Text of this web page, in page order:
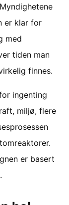
er klar for
med
tiden man
finnes.
ingenting
miljø, flere
er basert